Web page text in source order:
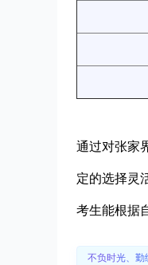
通过对张家
定的选择灵
考生能根据
不负时光、勤